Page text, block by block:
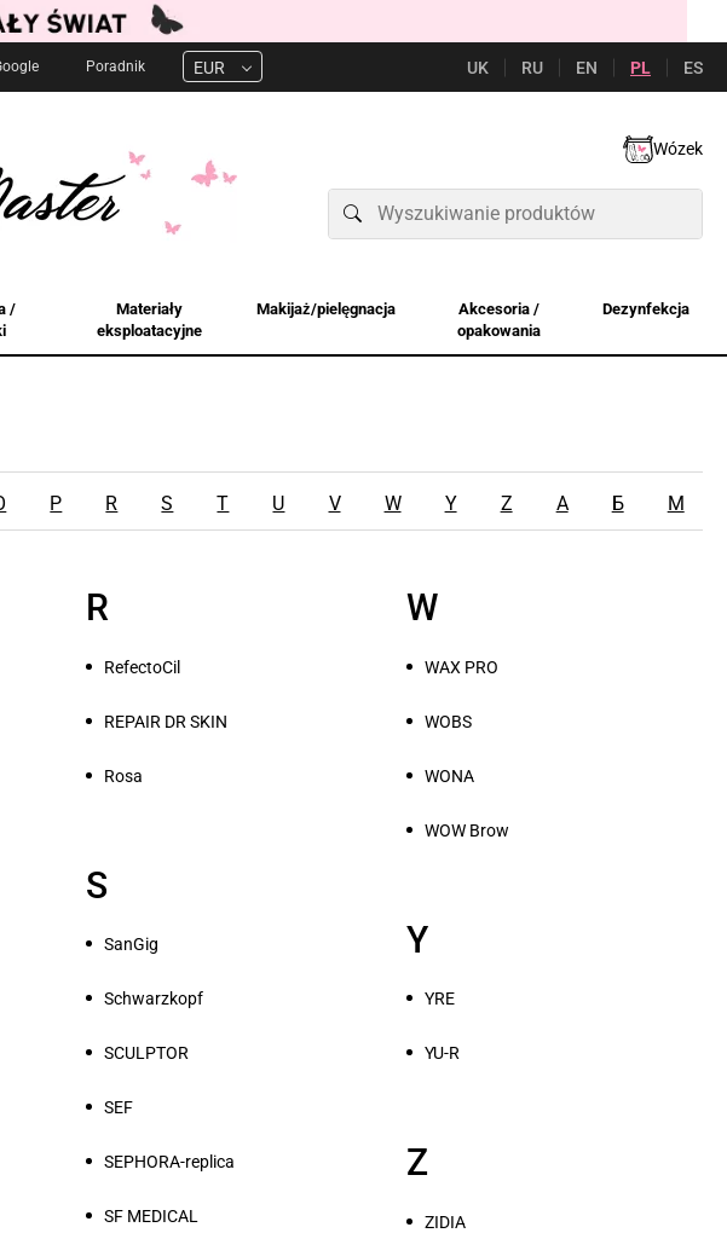
Poradnik EUR UK RU EN PL ES
Wózek
/
Materiały
eksploatacyjne
Makijaż/pielęgnacja
Akcesoria /
opakowania
Dezynfekcja
P R S T U V W Y Z А Б М
R
RefectoCil
REPAIR DR SKIN
Rosa
S
SanGig
Schwarzkopf
SCULPTOR
SEF
SEPHORA-replica
SF MEDICAL
W
WAX PRO
WOBS
WONA
WOW Brow
Y
YRE
YU-R
Z
ZIDIA